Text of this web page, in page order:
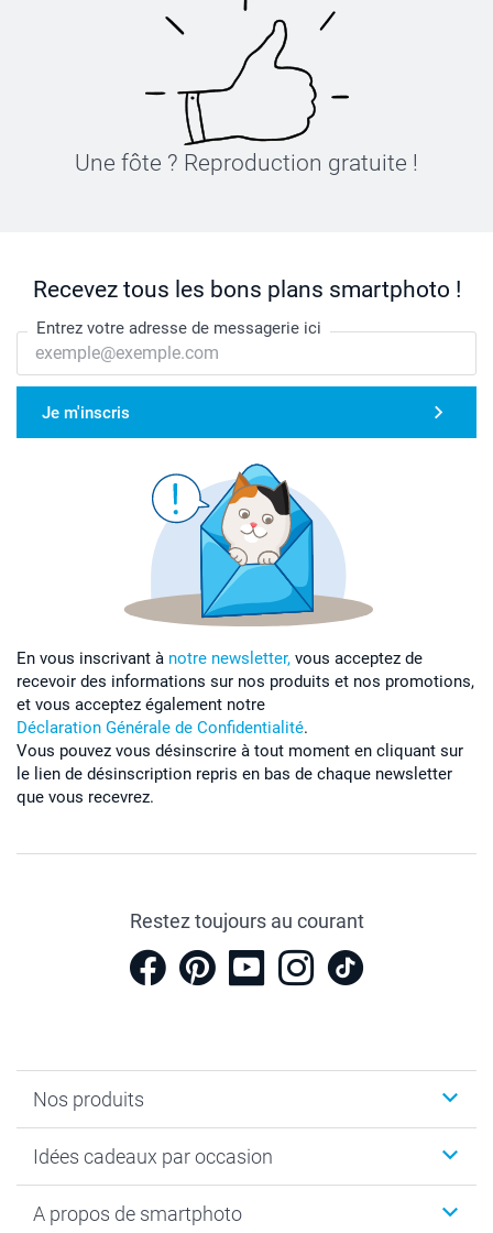
Une fôte ? Reproduction gratuite !
Recevez tous les bons plans smartphoto !
Entrez votre adresse de messagerie ici
Je m'inscris
En vous inscrivant à notre newsletter, vous acceptez de
recevoir des informations sur nos produits et nos promotions,
et vous acceptez également notre
Déclaration Générale de Confidentialité.
Vous pouvez vous désinscrire à tout moment en cliquant sur
le lien de désinscription repris en bas de chaque newsletter
que vous recevrez.
Restez toujours au courant
Nos produits
Calendrier photo & Agenda photo
Tirage photo & agrandissement
Idées cadeaux par occasion
Anniversaire
A propos de smartphoto